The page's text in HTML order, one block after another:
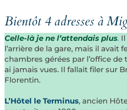
Bientôt 4 adresses à
Celle-là je ne l’attendais plus.
l’arrière de la gare, mais il avait
chambres gérées par l’office de
ai jamais vues. Il fallait filer sur
Florentin.
L’Hôtel le Terminus, ancien